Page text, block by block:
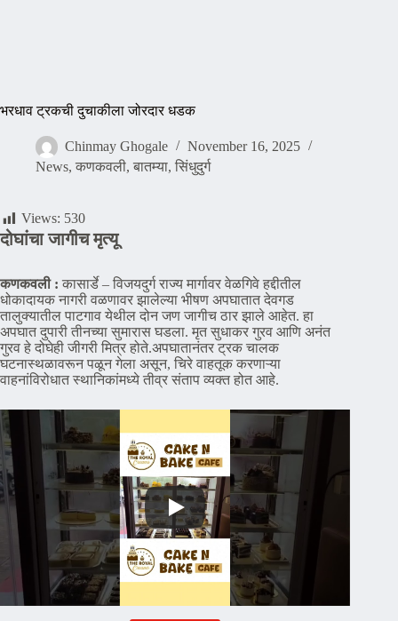
भरधाव ट्रकची दुचाकीला जोरदार धडक
Chinmay Ghogale
November 16, 2025
News, कणकवली, बातम्या, सिंधुदुर्ग
Views: 530
दोघांचा जागीच मृत्यू
कणकवली : कासार्डे – विजयदुर्ग राज्य मार्गावर वेळगिवे हद्दीतील
धोकादायक नागरी वळणावर झालेल्या भीषण अपघातात देवगड
तालुक्यातील पाटगाव येथील दोन जण जागीच ठार झाले आहेत. हा
अपघात दुपारी तीनच्या सुमारास घडला. मृत सुधाकर गुरव आणि अनंत
गुरव हे दोघेही जीगरी मित्र होते.अपघातानंतर ट्रक चालक
घटनास्थळावरून पळून गेला असून, चिरे वाहतूक करणाऱ्या
वाहनांविरोधात स्थानिकांमध्ये तीव्र संताप व्यक्त होत आहे.